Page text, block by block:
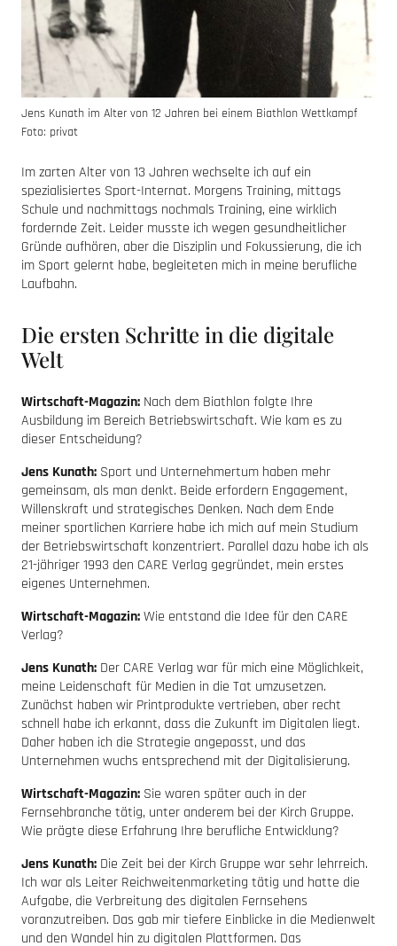
Jens Kunath im Alter von 12 Jahren bei einem Biathlon Wettkampf
Foto: privat
Im zarten Alter von 13 Jahren wechselte ich auf ein
spezialisiertes Sport-Internat. Morgens Training, mittags
Schule und nachmittags nochmals Training, eine wirklich
fordernde Zeit. Leider musste ich wegen gesundheitlicher
Gründe aufhören, aber die Disziplin und Fokussierung, die ich
im Sport gelernt habe, begleiteten mich in meine berufliche
Laufbahn.
Die ersten Schritte in die digitale
Welt
Wirtschaft-Magazin: Nach dem Biathlon folgte Ihre
Ausbildung im Bereich Betriebswirtschaft. Wie kam es zu
dieser Entscheidung?
Jens Kunath: Sport und Unternehmertum haben mehr
gemeinsam, als man denkt. Beide erfordern Engagement,
Willenskraft und strategisches Denken. Nach dem Ende
meiner sportlichen Karriere habe ich mich auf mein Studium
der Betriebswirtschaft konzentriert. Parallel dazu habe ich als
21-jähriger 1993 den CARE Verlag gegründet, mein erstes
eigenes Unternehmen.
Wirtschaft-Magazin:Wie entstand die Idee für den CARE
Verlag?
Jens Kunath: Der CARE Verlag war für mich eine Möglichkeit,
meine Leidenschaft für Medien in die Tat umzusetzen.
Zunächst haben wir Printprodukte vertrieben, aber recht
schnell habe ich erkannt, dass die Zukunft im Digitalen liegt.
Daher haben ich die Strategie angepasst, und das
Unternehmen wuchs entsprechend mit der Digitalisierung.
Wirtschaft-Magazin: Sie waren später auch in der
Fernsehbranche tätig, unter anderem bei der Kirch Gruppe.
Wie prägte diese Erfahrung Ihre berufliche Entwicklung?
Jens Kunath: Die Zeit bei der Kirch Gruppe war sehr lehrreich.
Ich war als Leiter Reichweitenmarketing tätig und hatte die
Aufgabe, die Verbreitung des digitalen Fernsehens
voranzutreiben. Das gab mir tiefere Einblicke in die Medienwelt
und den Wandel hin zu digitalen Plattformen. Das